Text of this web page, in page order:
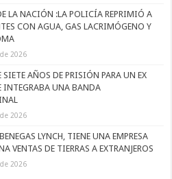
LA NACIÓN :LA POLICÍA REPRIMIÓ A
CON AGUA, GAS LACRIMÓGENO Y
2026
SIETE AÑOS DE PRISIÓN PARA UN EX
INTEGRABA UNA BANDA
2026
LYNCH, TIENE UNA EMPRESA
VENTAS DE TIERRAS A EXTRANJEROS
2026